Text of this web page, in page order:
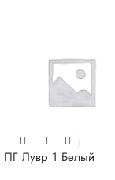
ПГ Лувр 1 Белый